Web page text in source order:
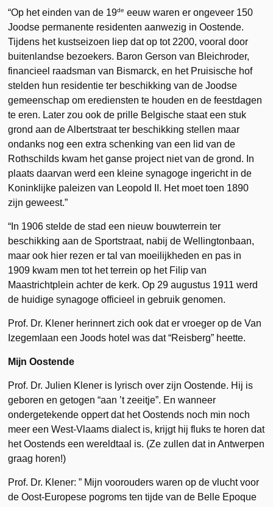
“Op het einden van de 19de eeuw waren er ongeveer 150
Joodse permanente residenten aanwezig in Oostende.
Tijdens het kustseizoen liep dat op tot 2200, vooral door
buitenlandse bezoekers. Baron Gerson van Bleichroder,
financieel raadsman van Bismarck, en het Pruisische hof
stelden hun residentie ter beschikking van de Joodse
gemeenschap om erediensten te houden en de feestdagen
te eren. Later zou ook de prille Belgische staat een stuk
grond aan de Albertstraat ter beschikking stellen maar
ondanks nog een extra schenking van een lid van de
Rothschilds kwam het ganse project niet van de grond. In
plaats daarvan werd een kleine synagoge ingericht in de
Koninklijke paleizen van Leopold II. Het moet toen 1890
zijn geweest.”
“In 1906 stelde de stad een nieuw bouwterrein ter
beschikking aan de Sportstraat, nabij de Wellingtonbaan,
maar ook hier rezen er tal van moeilijkheden en pas in
1909 kwam men tot het terrein op het Filip van
Maastrichtplein achter de kerk. Op 29 augustus 1911 werd
de huidige synagoge officieel in gebruik genomen.
Prof. Dr. Klener herinnert zich ook dat er vroeger op de Van
Izegemlaan een Joods hotel was dat “Reisberg” heette.
Mijn Oostende
Prof. Dr. Julien Klener is lyrisch over zijn Oostende. Hij is
geboren en getogen “aan ’t zeeitje”. En wanneer
ondergetekende oppert dat het Oostends noch min noch
meer een West-Vlaams dialect is, krijgt hij fluks te horen dat
het Oostends een wereldtaal is. (Ze zullen dat in Antwerpen
graag horen!)
Prof. Dr. Klener: ” Mijn voorouders waren op de vlucht voor
de Oost-Europese pogroms ten tijde van de Belle Epoque